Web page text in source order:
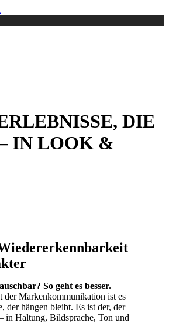
DIE
IN LOOK &
So geht es besser.
der Markenkommunikation ist es
der hängen bleibt. Es ist der, der
in Haltung, Bildsprache, Ton und